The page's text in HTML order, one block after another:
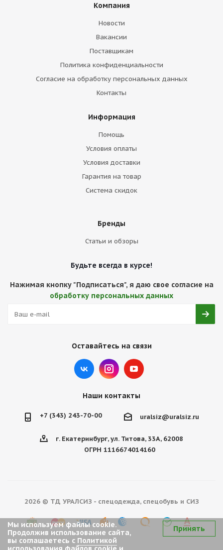
Компания
Новости
Вакансии
Поставщикам
Политика конфиденциальности
Согласие на обработку персональных данных
Контакты
Информация
Помощь
Условия оплаты
Условия доставки
Гарантия на товар
Система скидок
Бренды
Статьи и обзоры
Будьте всегда в курсе!
Нажимая кнопку "Подписаться", я даю свое согласие на
обработку персональных данных
Оставайтесь на связи
Наши контакты
+7 (343) 243-70-00 uralsiz@uralsiz.ru
г. Екатеринбург, ул. Титова, 33А, 62008
ОГРН 1116674014160
2026 © ТД УРАЛСИЗ - спецодежда, спецобувь и СИЗ
Мы используем файлы cookie.
Продолжив использование сайта,
вы соглашаетесь с Политикой
Принять